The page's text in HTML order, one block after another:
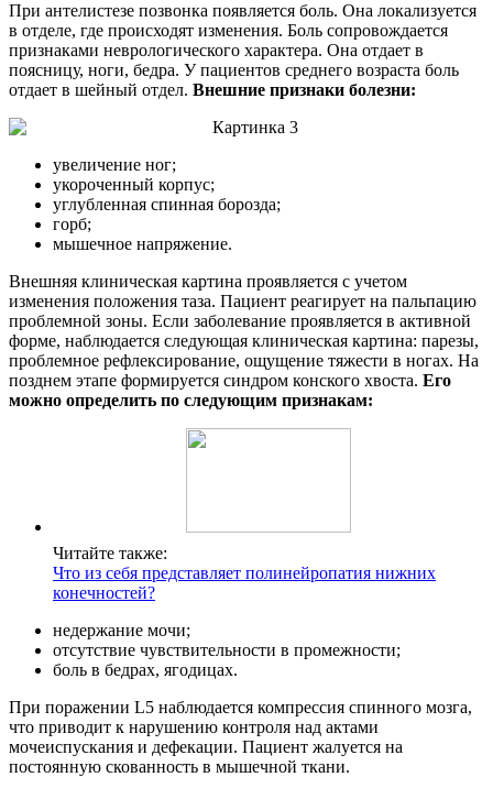
При антелистезе позвонка появляется боль. Она локализуется
в отделе, где происходят изменения. Боль сопровождается
признаками неврологического характера. Она отдает в
поясницу, ноги, бедра. У пациентов среднего возраста боль
отдает в шейный отдел. Внешние признаки болезни:
увеличение ног;
укороченный корпус;
углубленная спинная борозда;
горб;
мышечное напряжение.
Внешняя клиническая картина проявляется с учетом
изменения положения таза. Пациент реагирует на пальпацию
проблемной зоны. Если заболевание проявляется в активной
форме, наблюдается следующая клиническая картина: парезы,
проблемное рефлексирование, ощущение тяжести в ногах. На
позднем этапе формируется синдром конского хвоста. Его
можно определить по следующим признакам:
Читайте также:
Что из себя представляет полинейропатия нижних
конечностей?
недержание мочи;
отсутствие чувствительности в промежности;
боль в бедрах, ягодицах.
При поражении L5 наблюдается компрессия спинного мозга,
что приводит к нарушению контроля над актами
мочеиспускания и дефекации. Пациент жалуется на
постоянную скованность в мышечной ткани.